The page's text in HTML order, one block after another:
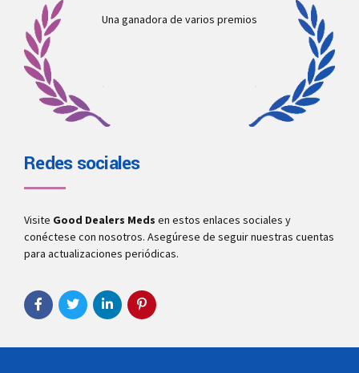
Una ganadora de varios premios
Redes sociales
Visite Good Dealers Meds en estos enlaces sociales y
conéctese con nosotros. Asegúrese de seguir nuestras cuentas
para actualizaciones periódicas.